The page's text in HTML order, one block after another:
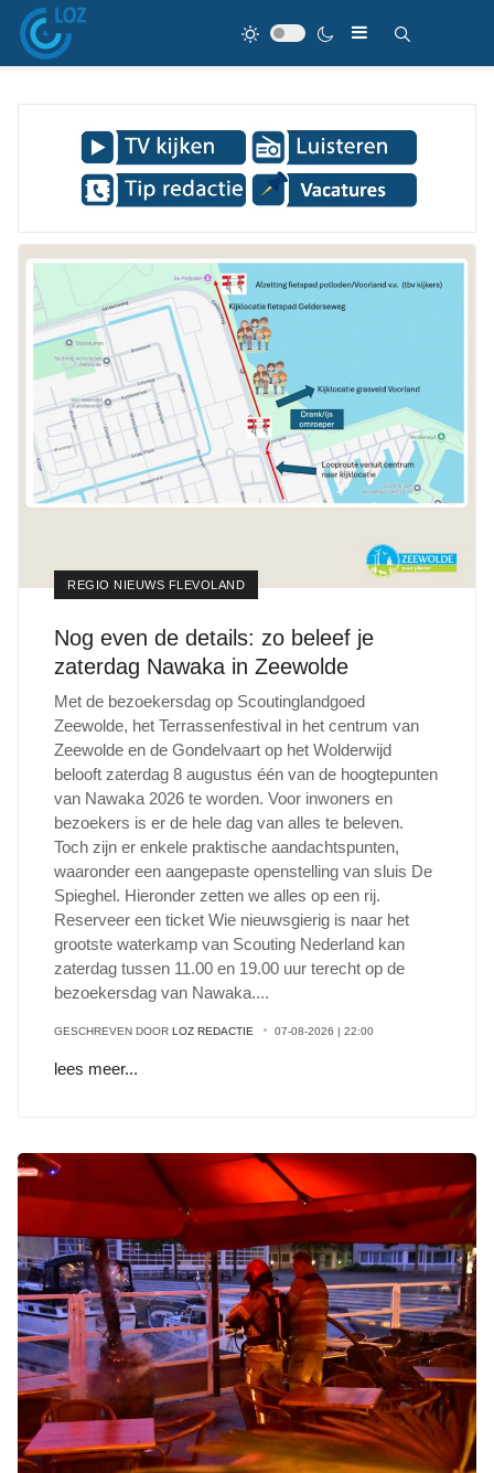
REGIO NIEUWS FLEVOLAND
Nog even de details: zo beleef je
zaterdag Nawaka in Zeewolde
Met de bezoekersdag op Scoutinglandgoed
Zeewolde, het Terrassenfestival in het centrum van
Zeewolde en de Gondelvaart op het Wolderwijd
belooft zaterdag 8 augustus één van de hoogtepunten
van Nawaka 2026 te worden. Voor inwoners en
bezoekers is er de hele dag van alles te beleven.
Toch zijn er enkele praktische aandachtspunten,
waaronder een aangepaste openstelling van sluis De
Spieghel. Hieronder zetten we alles op een rij.
Reserveer een ticket Wie nieuwsgierig is naar het
grootste waterkamp van Scouting Nederland kan
zaterdag tussen 11.00 en 19.00 uur terecht op de
bezoekersdag van Nawaka....
GESCHREVEN DOOR LOZ REDACTIE 07-08-2026 | 22:00
lees meer...